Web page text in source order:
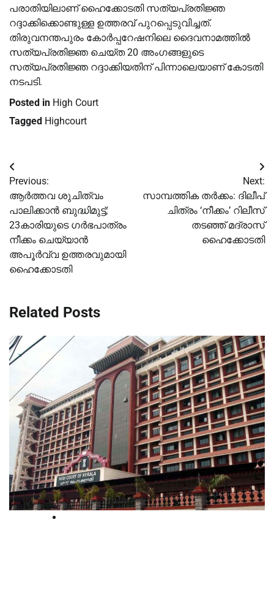
പരാതിയിലാണ് ഹൈക്കോടതി സത്യപ്രതിജ്ഞ
റദ്ദാക്കിക്കൊണ്ടുള്ള ഉത്തരവ് പുറപ്പെടുവിച്ചത്.
തിരുവനന്തപുരം കോർപ്പറേഷനിലെ ദൈവനാമത്തില്‍
സത്യപ്രതിജ്ഞ ചെയ്ത 20 അംഗങ്ങളുടെ
സത്യപ്രതിജ്ഞ റദ്ദാക്കിയതിന് പിന്നാലെയാണ് കോടതി
നടപടി.
Posted in High Court
Tagged Highcourt
Post
navigation
Previous:
ആര്‍ത്തവ ശുചിത്വം
പാലിക്കാൻ ബുദ്ധിമുട്ട്;
23കാരിയുടെ ഗര്‍ഭപാത്രം
നീക്കം ചെയ്യാൻ
അപൂര്‍വ്വ ഉത്തരവുമായി
ഹൈക്കോടതി
Next:
സാമ്പത്തിക തർക്കം: ദിലീപ്
ചിത്രം ‘നീക്കം’ റിലീസ്
തടഞ്ഞ് മദ്രാസ്
ഹൈക്കോടതി
Related Posts